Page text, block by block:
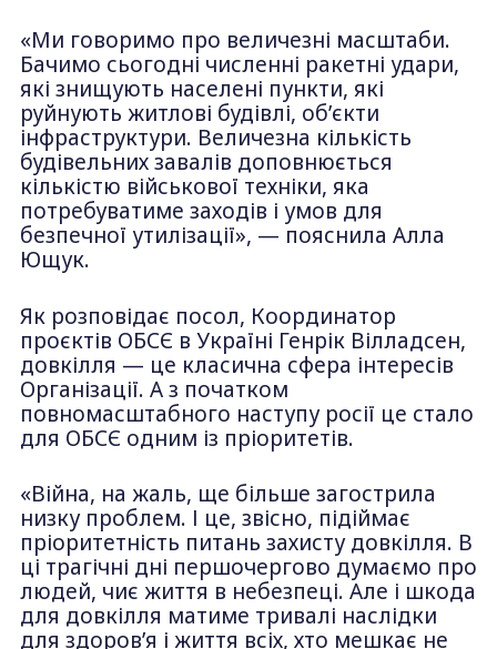
«Ми говоримо про величезні масштаби.
Бачимо сьогодні численні ракетні удари,
які знищують населені пункти, які
руйнують житлові будівлі, об’єкти
інфраструктури. Величезна кількість
будівельних завалів доповнюється
кількістю військової техніки, яка
потребуватиме заходів і умов для
безпечної утилізації», — пояснила Алла
Ющук.
Як розповідає посол, Координатор
проєктів ОБСЄ в Україні Генрік Вілладсен,
довкілля — це класична сфера інтересів
Організації. А з початком
повномасштабного наступу росії це стало
для ОБСЄ одним із пріоритетів.
«Війна, на жаль, ще більше загострила
низку проблем. І це, звісно, підіймає
пріоритетність питань захисту довкілля. В
ці трагічні дні першочергово думаємо про
людей, чиє життя в небезпеці. Але і шкода
для довкілля матиме тривалі наслідки
для здоров’я і життя всіх, хто мешкає не